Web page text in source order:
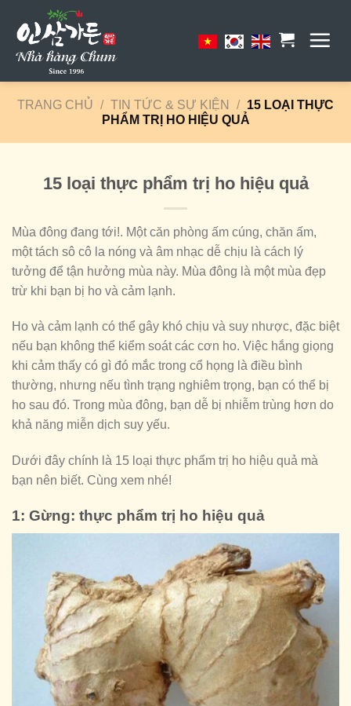
content
TRANG CHỦ / TIN TỨC & SỰ KIỆN /
15 LOẠI THỰC
PHẨM TRỊ HO HIỆU QUẢ
15 loại thực phẩm trị ho hiệu quả
Mùa đông đang tới!. Một căn phòng ấm cúng, chăn ấm,
một tách sô cô la nóng và âm nhạc dễ chịu là cách lý
tưởng để tận hưởng mùa này. Mùa đông là một mùa đẹp
trừ khi bạn bị ho và cảm lạnh.
Ho và cảm lạnh có thể gây khó chịu và suy nhược, đặc biệt
nếu bạn không thể kiểm soát các cơn ho. Việc hắng giọng
khi cảm thấy có gì đó mắc trong cổ họng là điều bình
thường, nhưng nếu tình trạng nghiêm trọng, bạn có thể bị
ho sau đó. Trong mùa đông, bạn dễ bị nhiễm trùng hơn do
khả năng miễn dịch suy yếu.
Dưới đây chính là 15 loại thực phẩm trị ho hiệu quả mà
bạn nên biết. Cùng xem nhé!
1: Gừng: thực phẩm trị ho hiệu quả